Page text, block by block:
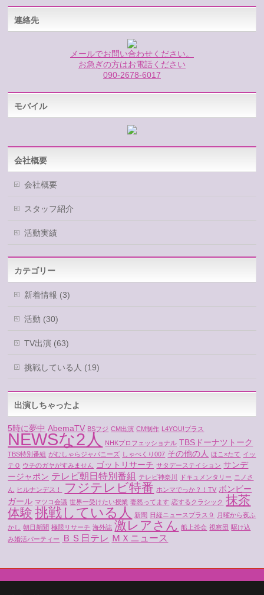
連絡先
メールでお問い合わせください。
お急ぎの方はお電話ください
090-2678-6017
モバイル
会社概要
会社概要
スタッフ紹介
活動実績
カテゴリー
新着情報 (3)
活動 (30)
TV出演 (63)
挑戦している人 (19)
出演しちゃったよ
5時に夢中 AbemaTV BSフジ CM出演 CM制作 L4YOU!プラス
NEWSな2人 NHKプロフェッショナル TBSドーナツトーク
TBS特別番組 がむしゃらジャパニーズ しゃべくり007 その他の人 ほこ×たて イッ
テＱ ウチのガヤがすみません ゴットリサーチ サタデーステイション サンデ
ージャポン テレビ朝日特別番組 テレビ神奈川 ドキュメンタリー ニノさ
ん ヒルナンデス！ フジテレビ特番 ホンマでっか？！TV ボンビー
ガール マツコ会議 世界一受けたい授業 妻怒ってます 恋するクラシック 抹茶
体験 挑戦している人 新聞 日経ニュースプラス９
月曜から夜ふ
かし 朝日新聞 極限リサーチ 海外誌 激レアさん 船上茶会 視察団 駆け込
み婚活パーティー
ＢＳ日テレ ＭＸニュース